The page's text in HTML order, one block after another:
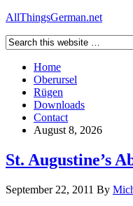
AllThingsGerman.net
Home
Oberursel
Rügen
Downloads
Contact
August 8, 2026
St. Augustine’s
September 22, 2011 By